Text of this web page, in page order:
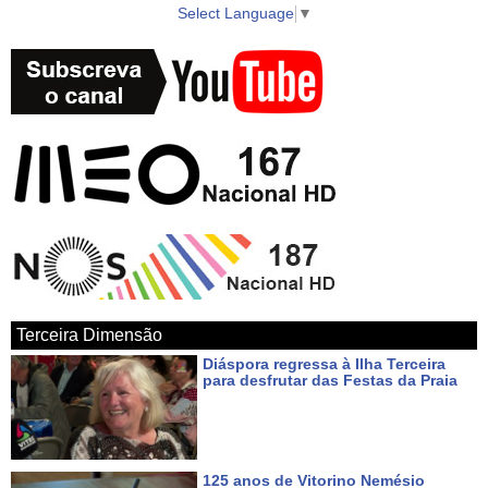
► Twitter https://twitter.com/azorestv
► Instagram https://www.instagram.com/vitecazores/
► Android Google Play App
https://play.google.com/store/apps/details?id=com.azoid.vitec
► Apple iOS App Store https://itunes.apple.com/pt/app/azorestv-by-
vitec/id1434296397?mt=8
► Google Maps
https://www.google.com/maps/place/AzoresTV+by+VITEC/
27.052234?hl
Uma produção VITEC para o seu canal AzoresTV a partir da ilha
Terceira, Açores, Portugal, Europa. Um local rico em cultura e
Select Language ▼
Terceira Dimensão
Diáspora regressa à Ilha Terceira
para desfrutar das Festas da Praia
125 anos de Vitorino Nemésio